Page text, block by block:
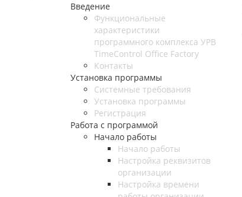
Введение
Функциональные
характеристики
программного комплекса УРВ
TimeControl Office Factory
Контакты
Установка программы
Системные требования
Установка программы
Регистрация
Работа с программой
Начало работы
Начало работы
Настройка реквизитов
организации
Настройка времени